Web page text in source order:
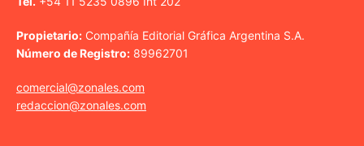
Propietario: Compañía Editorial Gráfica Argentina S.A.
Número de Registro: 89962701
comercial@zonales.com
redaccion@zonales.com